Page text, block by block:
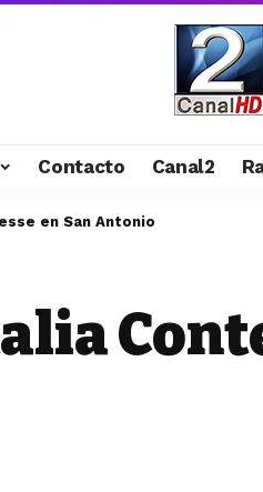
Contacto Canal2
en San Antonio